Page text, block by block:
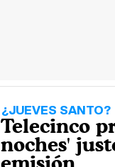
¿JUEVES SANTO?
Telecinco
noches'